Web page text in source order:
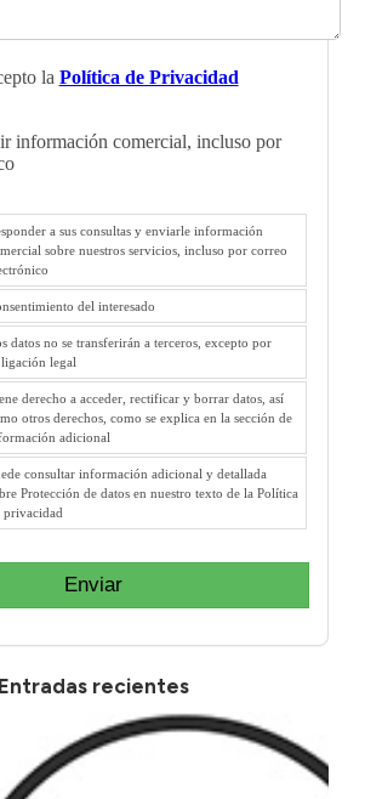
la Política de Privacidad
información comercial, incluso por
a sus consultas y enviarle información
sobre nuestros servicios, incluso por correo
del interesado
datos no se transferirán a terceros, excepto por
legal
derecho a acceder, rectificar y borrar datos, así
otros derechos, como se explica en la sección de
adicional
consultar información adicional y detallada
Protección de datos en nuestro texto de la Política
privacidad
Enviar
Entradas recientes